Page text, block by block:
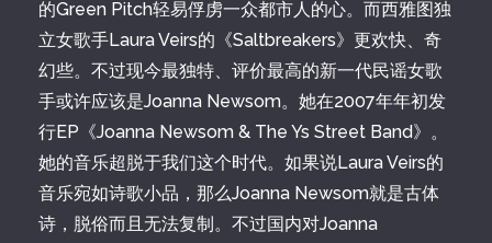
的Green Pitch轻易俘虏一众都市人的心。而西雅图独
立女歌手Laura Veirs的《Saltbreakers》更欢快、奇
幻些。不过现今最独特、评价最高的新一代民谣女歌
手或许应该是Joanna Newsom。她在2007年年初发
行EP《Joanna Newsom & The Ys Street Band》。
她的音乐超脱于我们这个时代。如果说Laura Veirs的
音乐宛如诗歌小品，那么Joanna Newsom就是古体
诗，脱俗而且无法复制。不过国内对Joanna